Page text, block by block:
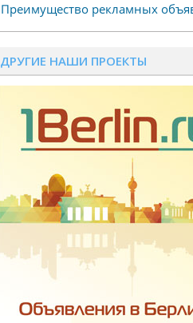
Преимущество рекламных
ДРУГИЕ НАШИ ПРОЕКТЫ